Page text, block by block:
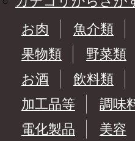
お肉
魚介類
果物類
野菜類
お酒
飲料類
加工品等
調味
電化製品
美容